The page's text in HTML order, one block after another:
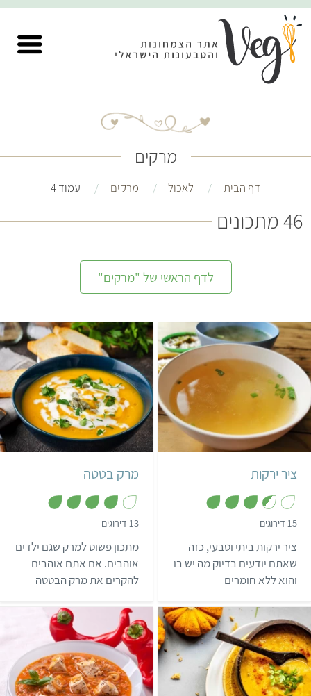
מרקים
דף הבית לאכול מרקים עמוד 4
46 מתכונים
לדף הראשי של "מרקים"
קל שעתיים ו-18 דקות
ציר ירקות
15 דירוגים
5
מ
ת
ו
ציר ירקות ביתי וטבעי, כזה
שאתם יודעים בדיוק מה יש בו
והוא ללא חומרים
קל 40 דקות
מרק בטטה
13 דירוגים
9
מ
ת
ו
מתכון פשוט למרק שגם ילדים
אוהבים. אם אתם אוהבים
להקרים את מרק הבטטה
בקרם קוקוס.